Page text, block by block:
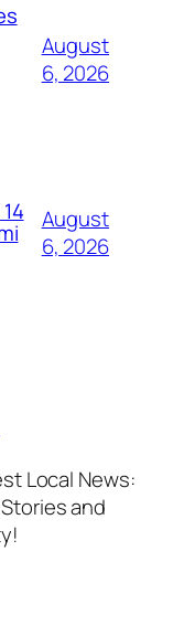
August
6, 2026
August
6, 2026
Local News:
and